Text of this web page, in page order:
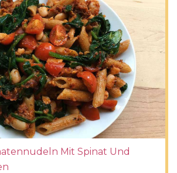
Mit Spinat Und